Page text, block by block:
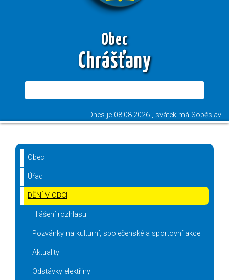
Obec
Chrášťany
Dnes je 08.08.2026 , svátek má Soběslav
Obec
Úřad
DĚNÍ V OBCI
Hlášení rozhlasu
Pozvánky na kulturní, společenské a sportovní akce
Aktuality
Odstávky elektřiny